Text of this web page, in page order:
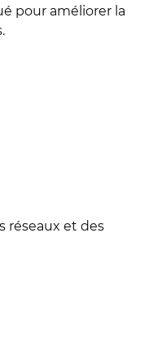
pour améliorer la
réseaux et des